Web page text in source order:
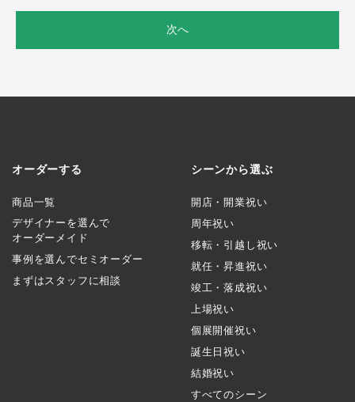
次へ
オーダーする
商品一覧
デザイナーを選んで
オーダーメイド
事例を選んでセミオーダー
まずはスタッフに相談
シーンから選ぶ
開店・開業祝い
周年祝い
移転・引越し祝い
就任・昇進祝い
竣工・落成祝い
上場祝い
個展開催祝い
誕生日祝い
結婚祝い
すべてのシーン